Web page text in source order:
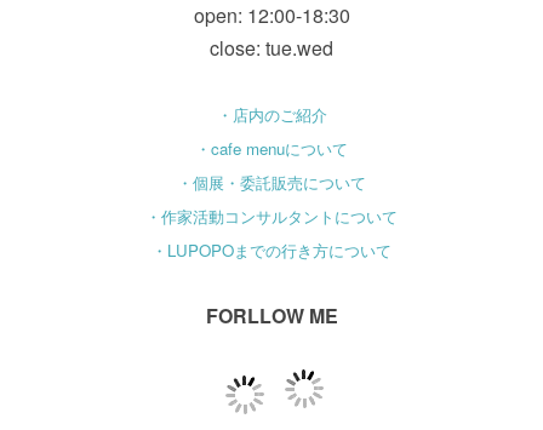
open: 12:00-18:30
close: tue.wed
・店内のご紹介
・cafe menuについて
・個展・委託販売について
・作家活動コンサルタントについて
・LUPOPOまでの行き方について
FORLLOW ME